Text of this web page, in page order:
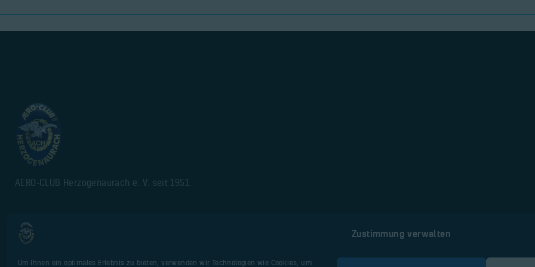
Zustimmung verwalten
Um Ihnen ein optimales Erlebnis zu bieten, verwenden wir Technologien wie Cookies, um
AERO-CLUB Herzogenaurach e. V. seit 1951.